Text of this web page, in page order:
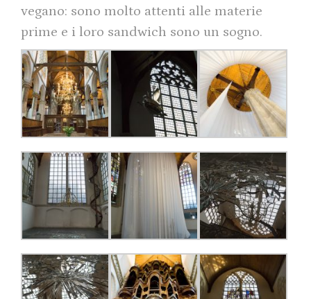
vegano: sono molto attenti alle materie
prime e i loro sandwich sono un sogno.